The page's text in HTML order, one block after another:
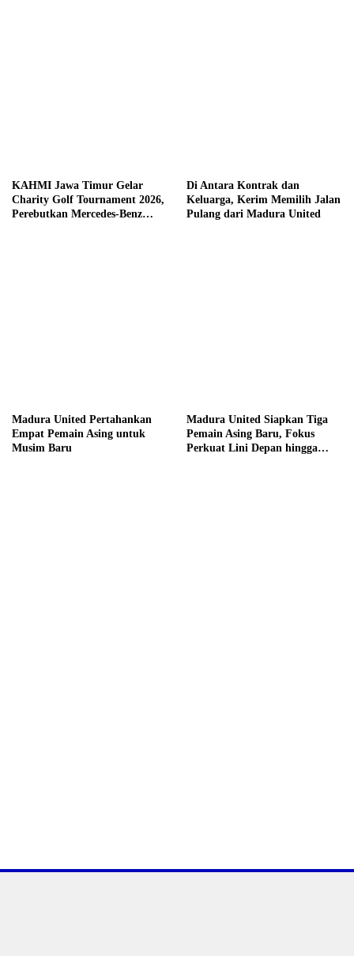
KAHMI Jawa Timur Gelar
Charity Golf Tournament 2026,
Perebutkan Mercedes-Benz
Di Antara Kontrak dan
Keluarga, Kerim Memilih Jalan
Pulang dari Madura United
Madura United Pertahankan
Empat Pemain Asing untuk
Musim Baru
Madura United Siapkan Tiga
Pemain Asing Baru, Fokus
Perkuat Lini Depan hingga